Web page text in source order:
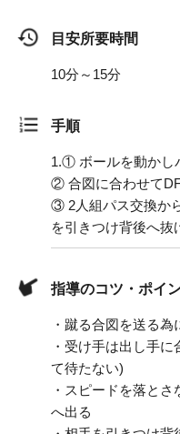
目安所要時間
10分～15分
手順
1.① ボールを動かし
② 合図に合わせて
③ 2人組パス交換か
を引きつけ背後へ抜
指導のコツ・ポイ
・蹴る合図を送る
・受け手は出し手
て待たない)
・スピードを落と
へ出る